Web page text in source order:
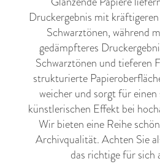
Druckergebnis mit
Schwarztönen, während
gedämpfteres
Schwarztönen und tieferen
strukturierte
weicher und sorgt für
künstlerischen Effekt bei
Wir bieten eine Reihe
Archivqualität. Achten Sie
das richtige für sich